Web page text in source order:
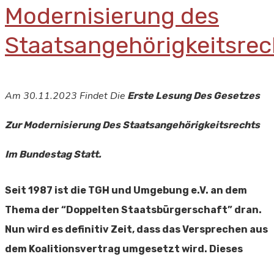
Modernisierung des
Am 30.11.2023 Findet Die Erste Lesung Des Gesetzes
Zur Modernisierung Des Staatsangehörigkeitsrechts
Im Bundestag Statt.
Seit 1987 ist die TGH und Umgebung e.V. an dem
Thema der “Doppelten Staatsbürgerschaft” dran.
Nun wird es definitiv Zeit, dass das Versprechen aus
dem Koalitionsvertrag umgesetzt wird. Dieses